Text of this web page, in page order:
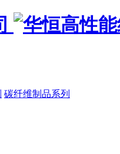
碳纤维制品系列